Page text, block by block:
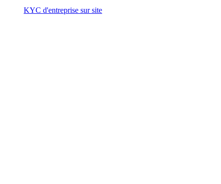
KYC d'entreprise sur site